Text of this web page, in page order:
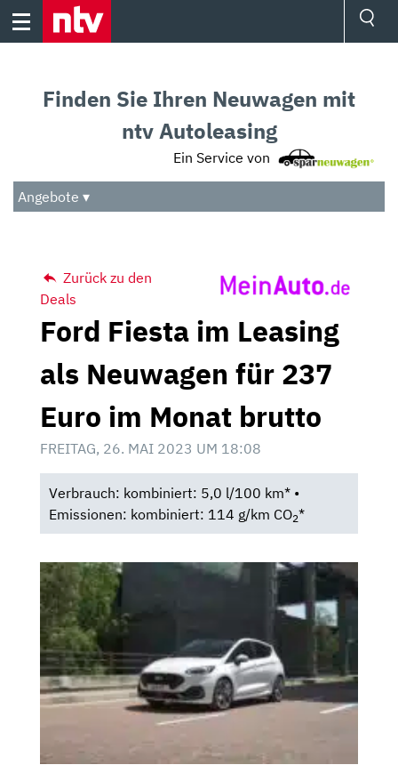
Skip
Audio
Das Beste
Finden Sie Ihren Neuwagen mit
ntv Autoleasing
Ein Service von
Angebote ▾
Zurück zu den
Deals
Ford Fiesta im Leasing
als Neuwagen für 237
Euro im Monat brutto
FREITAG, 26. MAI 2023 UM 18:08
Verbrauch: kombiniert: 5,0 l/100 km* •
Emissionen: kombiniert: 114 g/km CO2*